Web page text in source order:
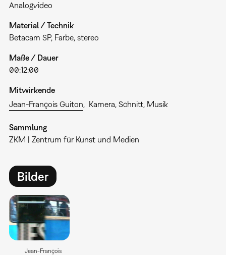
Analogvideo
Material / Technik
Betacam SP, Farbe, stereo
Maße / Dauer
00:12:00
Mitwirkende
Jean-François Guiton
Kamera, Schnitt, Musik
Sammlung
ZKM | Zentrum für Kunst und Medien
Bilder
Jean-François